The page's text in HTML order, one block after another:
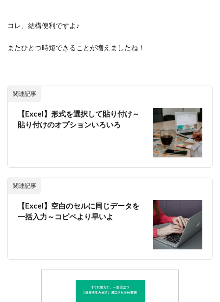
コレ、結構便利ですよ♪
またひとつ時短できることが増えましたね！
関連記事
【Excel】形式を選択して貼り付け～
貼り付けのオプションいろいろ
関連記事
【Excel】空白のセルに同じデータを
一括入力～コピペより早いよ